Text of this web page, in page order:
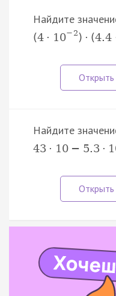
Найдите
(4 · 10− 2) · (4.4
Найдите
43 · 10 − 5.3 ·